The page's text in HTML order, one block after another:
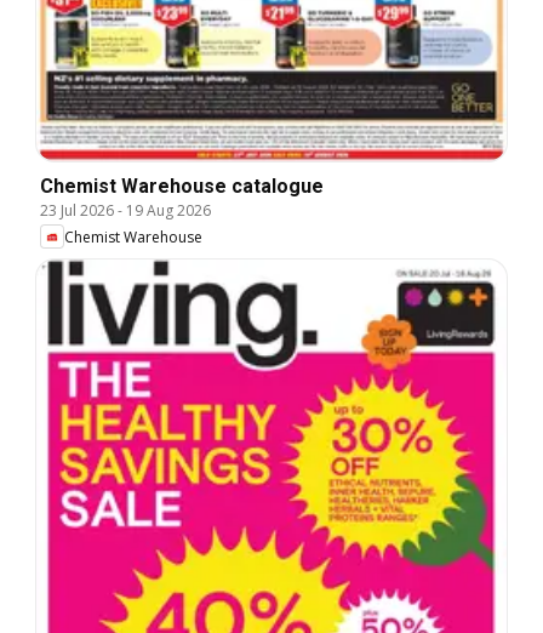
Chemist Warehouse catalogue
23 Jul 2026- 19 Aug 2026
Chemist Warehouse